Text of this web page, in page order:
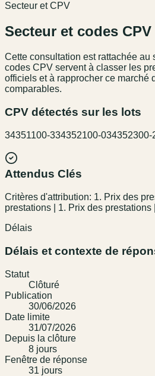
Secteur et CPV
Secteur et codes
Cette consultation est rattachée au
codes CPV servent à classer les
officiels et à rapprocher ce marché
comparables.
CPV détectés sur les lots
34351100-334352100-034352300-
Attendus Clés
Critères d'attribution: 1. Prix des
prestations | 1. Prix des
Délais
Délais et contexte de
Statut
Clôturé
Publication
30/06/2026
Date limite
31/07/2026
Depuis la clôture
8 jours
Fenêtre de réponse
31 jours